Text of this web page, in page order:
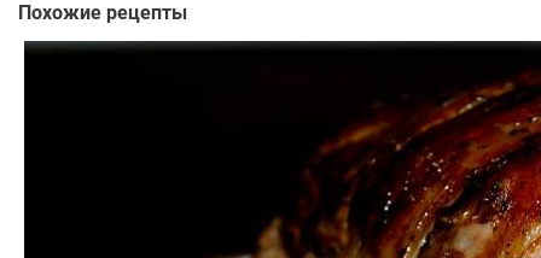
Похожие рецепты